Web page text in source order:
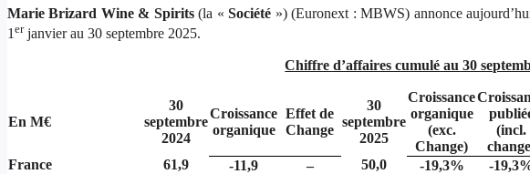
Marie Brizard Wine & Spirits(la «Société ») (Euronext : MBWS) annonce
1erjanvier au 30 septembre 2025.
Chiffre d’affaires cumulé au 30
En M€
30
septembre
2024
Croissance
organique
Effet de
Change
30
septembre
2025
Croissance
organique
(exc.
Change)
(incl.
France
61,9 -11,9 – 50,0 -19,3%
-